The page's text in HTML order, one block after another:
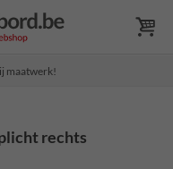
maatwerk!
rechts